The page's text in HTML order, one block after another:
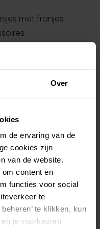
Over
de ervaring van de
cookies zijn
van de website.
content en
functies voor social
te
te klikken, kun
je voorkeuren
met franjes
dat deze stijl
kunnen er
kies je voor lichte
Hiermee creëer
hoeft niet meteen
ervoor dat jouw
niet binnen de boho